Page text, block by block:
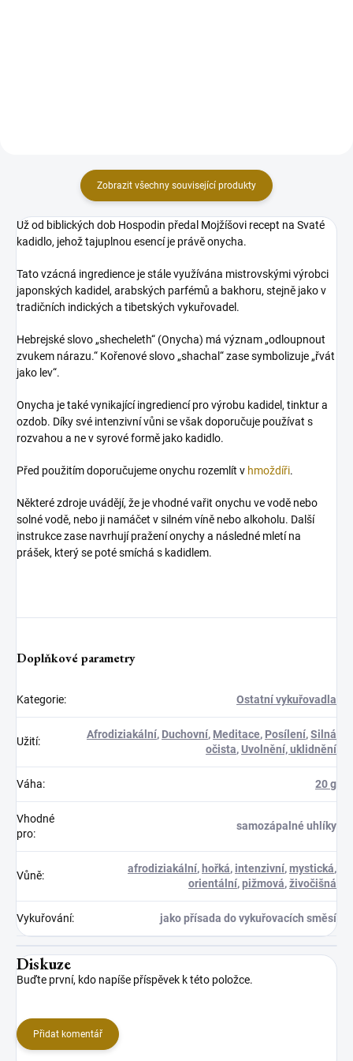
Zobrazit všechny související produkty
Už od biblických dob Hospodin předal Mojžíšovi recept na Svaté
kadidlo, jehož tajuplnou esencí je právě onycha.
Tato vzácná ingredience je stále využívána mistrovskými výrobci
japonských kadidel, arabských parfémů a bakhoru, stejně jako v
tradičních indických a tibetských vykuřovadel.
Hebrejské slovo „shecheleth“ (Onycha) má význam „odloupnout
zvukem nárazu.“ Kořenové slovo „shachal“ zase symbolizuje „řvát
jako lev“.
Onycha je také vynikající ingrediencí pro výrobu kadidel, tinktur a
ozdob. Díky své intenzivní vůni se však doporučuje používat s
rozvahou a ne v syrové formě jako kadidlo.
Před použitím doporučujeme onychu rozemlít v hmoždíři.
Některé zdroje uvádějí, že je vhodné vařit onychu ve vodě nebo
solné vodě, nebo ji namáčet v silném víně nebo alkoholu. Další
instrukce zase navrhují pražení onychy a následné mletí na
prášek, který se poté smíchá s kadidlem.
Doplňkové parametry
Kategorie: Ostatní vykuřovadla
Užití:
Afrodiziakální, Duchovní, Meditace, Posílení,Silná
očista,Uvolnění, uklidnění
Váha: 20 g
Vhodné
pro:
samozápalné uhlíky
Vůně:
afrodiziakální, hořká, intenzivní,mystická,
orientální,pižmová,živočišná
Vykuřování: jako přísada do vykuřovacích směsí
Diskuze
Buďte první, kdo napíše příspěvek k této položce.
Přidat komentář